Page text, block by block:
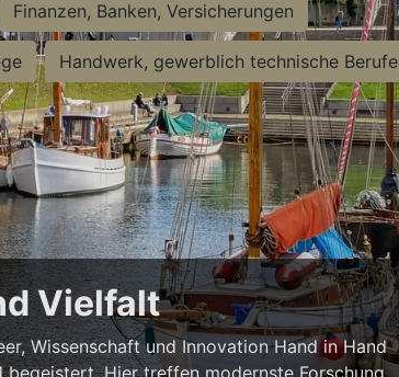
Finanzen, Banken, Versicherungen
Handwerk, gewerblich technische Berufe
Vielfalt
Wissenschaft und Innovation Hand in Hand